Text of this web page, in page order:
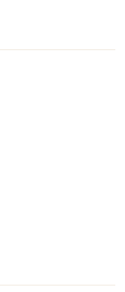
est le choix
en mer en
quelque